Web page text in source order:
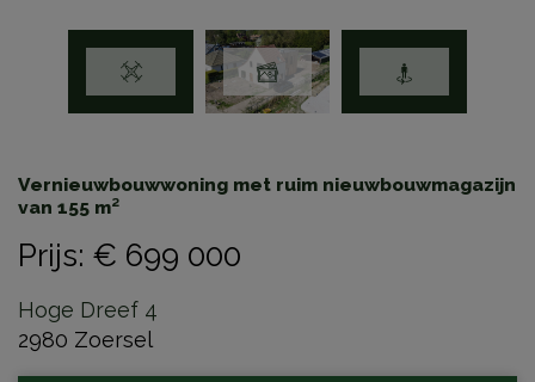
Vernieuwbouwwoning met ruim nieuwbouwmagazijn
van 155 m²
Prijs: € 699 000
Hoge Dreef 4
2980 Zoersel